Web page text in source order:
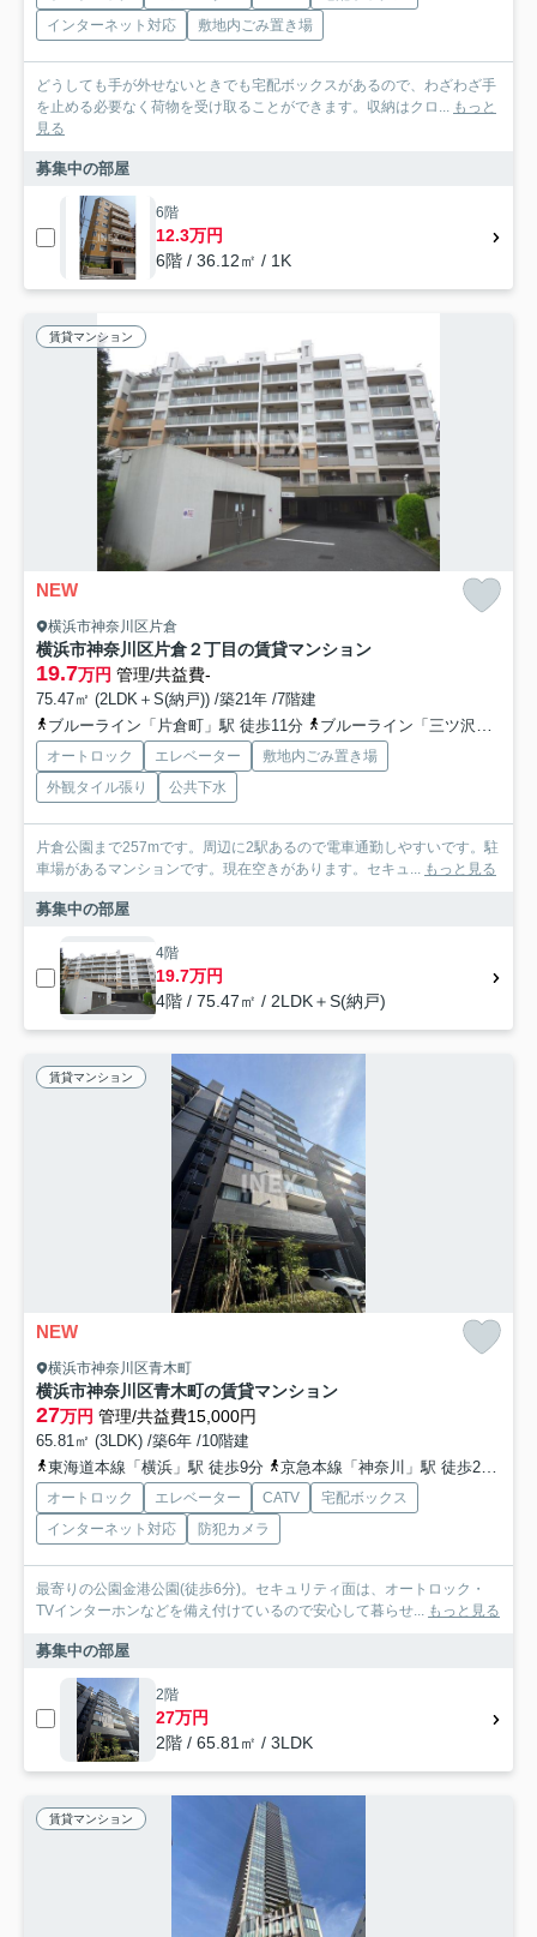
インターネット対応
敷地内ごみ置き場
どうしても手が外せないときでも宅配ボックスがあるので、わざわざ手
を止める必要なく荷物を受け取ることができます。収納はクロ... もっと
見る
募集中の部屋
6階
12.3万円
6階 / 36.12㎡ / 1K
賃貸マンション
NEW
横浜市神奈川区片倉
横浜市神奈川区片倉２丁目の賃貸マンション
19.7万円 管理/共益費-
75.47㎡ (2LDK＋S(納戸)) /築21年 /7階建
ブルーライン「片倉町」駅 徒歩11分
ブルーライン「三ツ沢上町」駅 徒歩12分
オートロック エレベーター
敷地内ごみ置き場
外観タイル張り
公共下水
片倉公園まで257mです。周辺に2駅あるので電車通勤しやすいです。駐
車場があるマンションです。現在空きがあります。セキュ... もっと見る
募集中の部屋
4階
19.7万円
4階 / 75.47㎡ / 2LDK＋S(納戸)
賃貸マンション
NEW
横浜市神奈川区青木町
横浜市神奈川区青木町の賃貸マンション
27万円 管理/共益費15,000円
65.81㎡ (3LDK) /築6年 /10階建
東海道本線「横浜」駅 徒歩9分
京急本線「神奈川」駅 徒歩2分
オートロック エレベーター CATV
宅配ボックス
インターネット対応
防犯カメラ
最寄りの公園金港公園(徒歩6分)。セキュリティ面は、オートロック・
TVインターホンなどを備え付けているので安心して暮らせ...
もっと見る
募集中の部屋
2階
27万円
2階 / 65.81㎡ / 3LDK
賃貸マンション